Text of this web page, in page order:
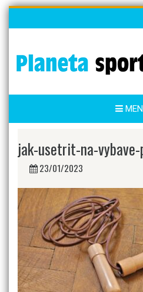
Skip
jak-usetrit-na-
23/01/2023